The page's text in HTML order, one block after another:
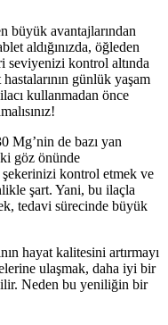
büyük avantajlarından
aldığınızda, öğleden
seviyenizi kontrol altında
günlük yaşam
kullanmadan önce
Mg’nin de bazı yan
göz önünde
kontrol etmek ve
şart. Yani, bu ilaçla
tedavi sürecinde büyük
hayat kalitesini artırmayı
ulaşmak, daha iyi bir
Neden bu yeniliğin bir